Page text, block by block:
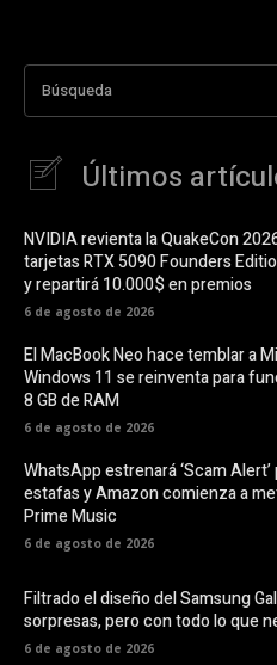
Búsqueda
Últimos
NVIDIA revienta la QuakeCon
tarjetas RTX 5090 Founders
y repartirá 10.000$ en premios
6 de agosto de 2026
El MacBook Neo hace temblar a
Windows 11 se reinventa para
8 GB de RAM
6 de agosto de 2026
WhatsApp estrenará ‘Scam
estafas y Amazon comienza a
Prime Music
6 de agosto de 2026
Filtrado el diseño del Samsung
sorpresas, pero con todo lo que
6 de agosto de 2026